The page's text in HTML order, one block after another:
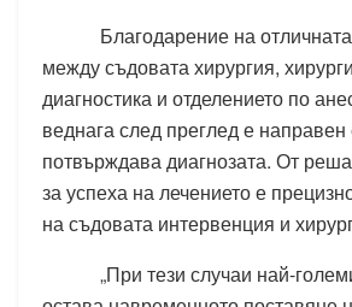
Благодарение на отличната
между съдовата хирургия,
диагностика и отделението по
веднага след преглед е направен
потвърждава диагнозата. От
за успеха на лечението е
на съдовата интервенция и
„При тези случаи най-